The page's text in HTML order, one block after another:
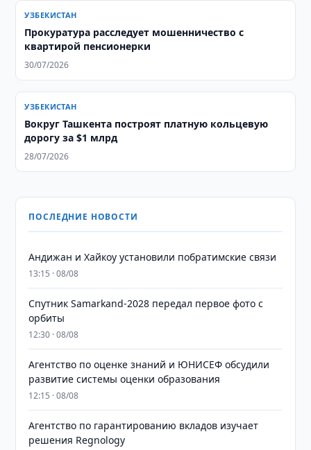
УЗБЕКИСТАН
Прокуратура расследует мошенничество с
квартирой пенсионерки
30/07/2026
УЗБЕКИСТАН
Вокруг Ташкента построят платную кольцевую
дорогу за $1 млрд
28/07/2026
ПОСЛЕДНИЕ НОВОСТИ
Андижан и Хайкоу установили побратимские связи
13:15 · 08/08
Спутник Samarkand-2028 передал первое фото с
орбиты
12:30 · 08/08
Агентство по оценке знаний и ЮНИСЕФ обсудили
развитие системы оценки образования
12:15 · 08/08
Агентство по гарантированию вкладов изучает
решения Regnology